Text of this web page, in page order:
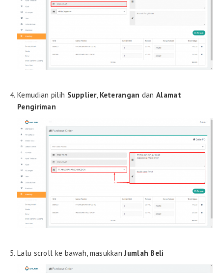
Kemudian pilih Supplier, Keterangan danAlamat
Pengiriman
Lalu scroll ke bawah, masukkanJumlah Beli